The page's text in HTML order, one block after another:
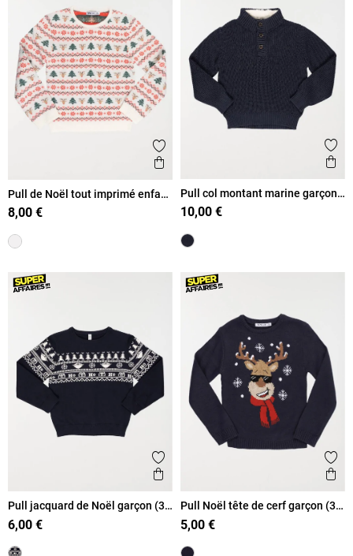
Ajouter aux favoris
Aperçu rapide
Pull de Noël tout imprimé enfant
(3-12A)
8,00 €
Pull col montant marine garçon
(3-8A)
10,00 €
Ajouter aux favoris
Aperçu rapide
Pull jacquard de Noël garçon (3-
8A)
6,00 €
Pull Noël tête de cerf garçon (3-
12A)
5,00 €